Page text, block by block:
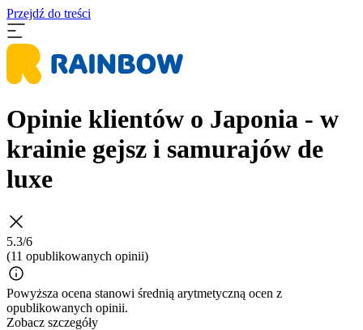
Przejdź do treści
Opinie klientów o Japonia - w
krainie gejsz i samurajów de
luxe
5.3/6
(11 opublikowanych opinii)
Powyższa ocena stanowi średnią arytmetyczną ocen z
opublikowanych opinii.
Zobacz szczegóły